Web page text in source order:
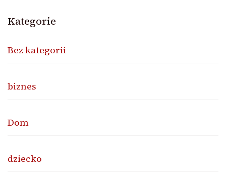
Kategorie
Bez kategorii
biznes
Dom
dziecko